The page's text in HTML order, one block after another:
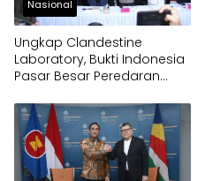
Nasional
Ungkap Clandestine
Laboratory, Bukti Indonesia
Pasar Besar Peredaran